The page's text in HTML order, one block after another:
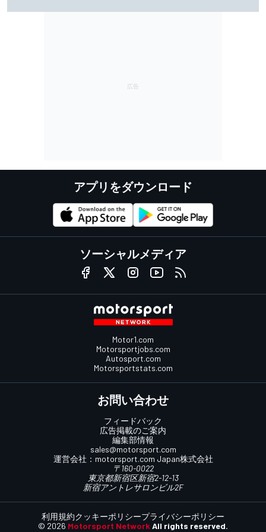
スト”ジェイミー”の日本レース探訪記
アプリをダウンロード
ソーシャルメディア
Motor1.com
Motorsportjobs.com
Autosport.com
Motorsportstats.com
お問い合わせ
フィードバック
広告掲載のご案内
編集部情報
sales@motorsport.com
運営会社： motorsport.com Japan株式会社
〒160-0022
東京都新宿区新宿2-12-13
新宿アントレサロンビル2F
© 2026 Motorsport Network All rights reserved.
利用規約クッキーポリシープライバシーポリシー